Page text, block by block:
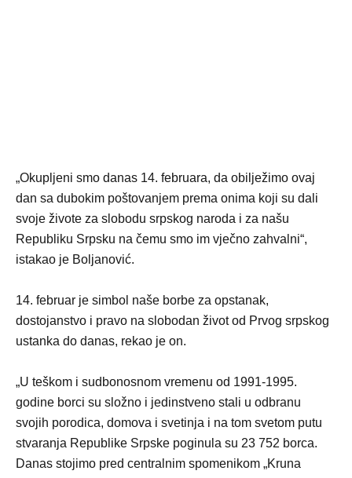
„Okupljeni smo danas 14. februara, da obilježimo ovaj
dan sa dubokim poštovanjem prema onima koji su dali
svoje živote za slobodu srpskog naroda i za našu
Republiku Srpsku na čemu smo im vječno zahvalni“,
istakao je Boljanović.
14. februar je simbol naše borbe za opstanak,
dostojanstvo i pravo na slobodan život od Prvog srpskog
ustanka do danas, rekao je on.
„U teškom i sudbonosnom vremenu od 1991-1995.
godine borci su složno i jedinstveno stali u odbranu
svojih porodica, domova i svetinja i na tom svetom putu
stvaranja Republike Srpske poginula su 23 752 borca.
Danas stojimo pred centralnim spomenikom „Kruna